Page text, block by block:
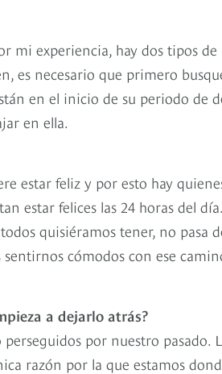
mi experiencia, hay dos tipos de
es necesario que primero
en el inicio de su periodo de
en ella.
estar feliz y por esto hay
estar felices las 24 horas del
quisiéramos tener, no pasa
cómodos con ese
a dejarlo atrás?
por nuestro pasado.
razón por la que estamos